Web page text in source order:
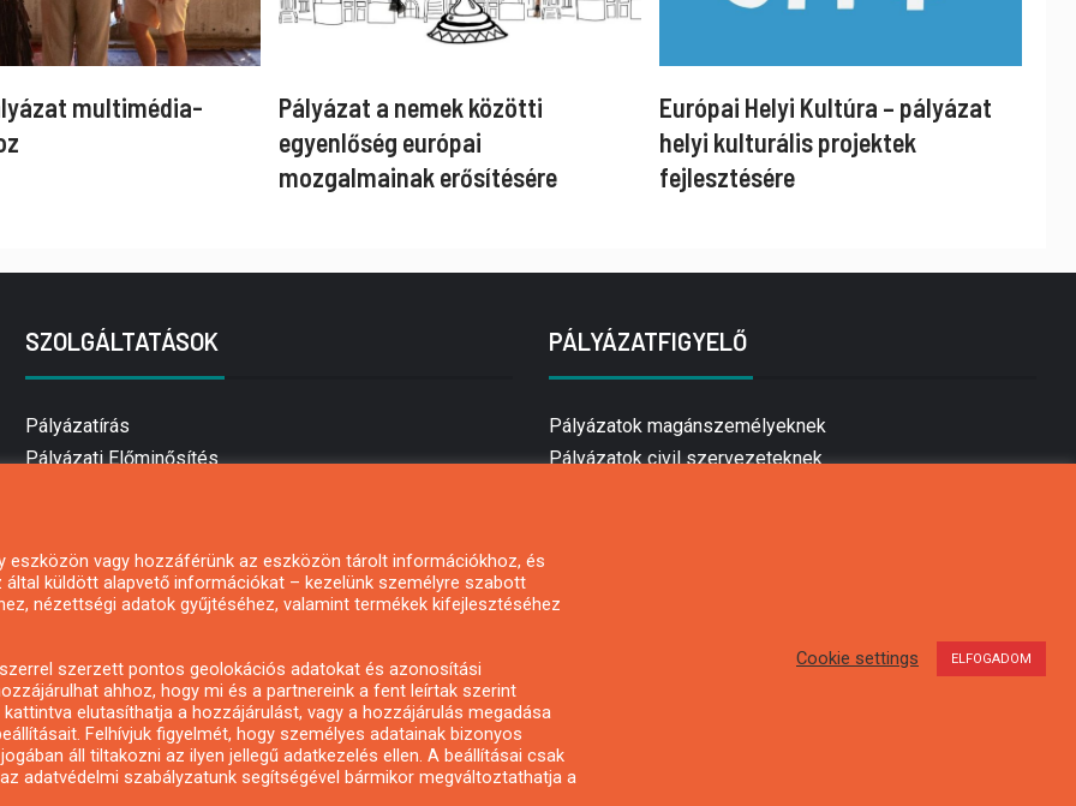
multimédia-
Pályázat a nemek közötti
egyenlőség európai
mozgalmainak erősítésére
Európai Helyi Kultúra – pályázat
helyi kulturális projektek
fejlesztésére
SZOLGÁLTATÁSOK
Pályázatírás
Pályázati Előminősítés
Mezőgazdasági pályázatírás
Pályázatírás magánszemélyeknek
Pályázatírás civil szervezeteknek
Pályázatfigyelés
Specifikus pályázatfigyelés vagy hírlevél
PÁLYÁZATFIGYELŐ
Pályázatok magánszemélyeknek
Pályázatok civil szervezeteknek
vagy hozzáférünk az eszközön tárolt információkhoz, és
küldött alapvető információkat – kezelünk személyre szabott
nézettségi adatok gyűjtéséhez, valamint termékek kifejlesztéséhez
szerzett pontos geolokációs adatokat és azonosítási
ahhoz, hogy mi és a partnereink a fent leírtak szerint
elutasíthatja a hozzájárulást, vagy a hozzájárulás megadása
Felhívjuk figyelmét, hogy személyes adatainak bizonyos
áll tiltakozni az ilyen jellegű adatkezelés ellen. A beállításai csak
adatvédelmi szabályzatunk segítségével bármikor megváltoztathatja a
Cookie settings ELFOGADOM